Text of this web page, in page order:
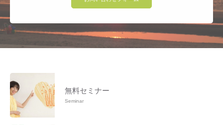
無料セミナー
Seminar